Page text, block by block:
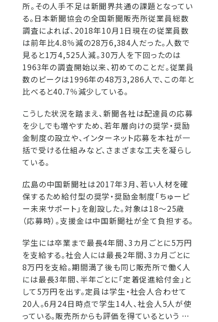
所。その人手不足は新聞界共通の課題となってい
る。日本新聞協会の全国新聞販売所従業員総数
調査によれば、2018年10月1日現在の従業員数
は前年比4.8％減の28万6,384人だった。人数で
見ると1万4,525人減。30万人を下回ったのは
1963年の調査開始以来、初めてのことだ。従業員
数のピークは1996年の48万3,286人で、この年と
比べると40.7％減少している。
こうした状況を踏まえ、新聞各社は配達員の応募
を少しでも増やすため、若年層向けの奨学・奨励
金制度の設立や、インターネット応募を本社が一
括で受ける仕組みなど、さまざまな工夫を凝らし
ている。
広島の中国新聞社は2017年3月、若い人材を確
保するため給付型の奨学・奨励金制度「ちゅーピ
ー未来サポート」を創設した。対象は18～25歳
（応募時）。支援金は中国新聞社が全て負担する。
学生には卒業まで最長4年間、3カ月ごとに5万円
を支給する。社会人には最長2年間、3カ月ごとに
8万円を支給。期間満了後も同じ販売所で働く人
には最長3年間、半年ごとに「定着促進給付金」と
して5万円を出す。定員は学生・社会人合わせて
20人。6月24日時点で学生14人、社会人5人が使
っている。販売所からも評価を得ているという …